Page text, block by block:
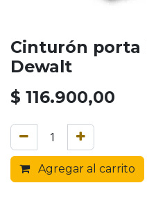
Cinturón porta
Dewalt
$ 116.900,00
Agregar al carrito